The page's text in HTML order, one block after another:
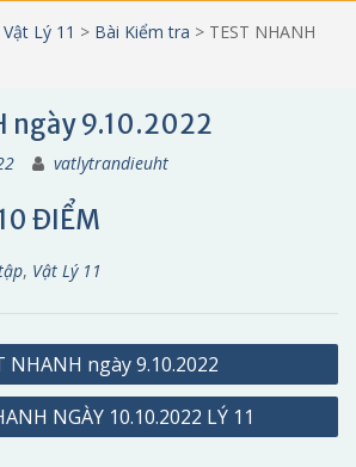
Vật Lý 11 > Bài Kiểm tra > TEST NHANH
ngày 9.10.2022
vatlytrandieuht
ĐIỂM
, Vật Lý 11
NHANH ngày 9.10.2022
NGÀY 10.10.2022 LÝ 11